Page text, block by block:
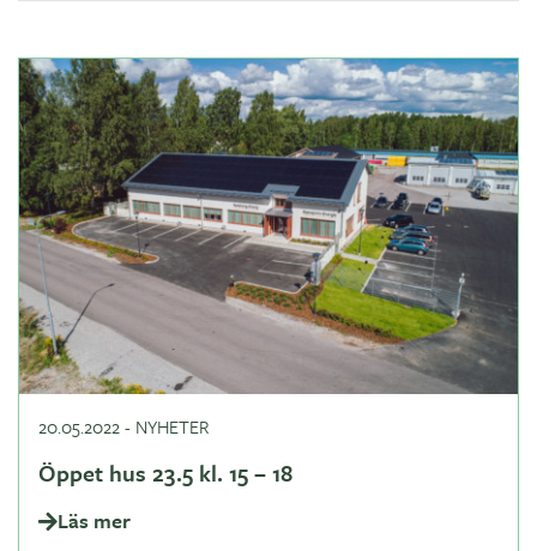
20.05.2022- NYHETER
Öppet hus 23.5 kl. 15 – 18
Läs mer